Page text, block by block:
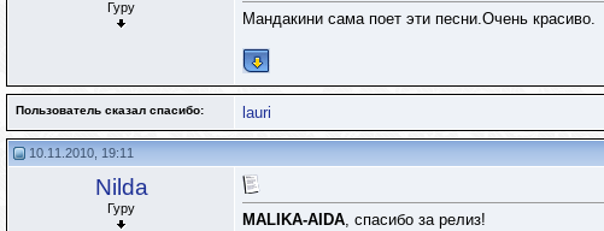
Гуру
Мандакини сама поет эти песни.Очень красиво.
Пользователь сказал cпасибо: lauri
10.11.2010, 19:11
Nilda
Гуру
MALIKA-AIDA, спасибо за релиз!